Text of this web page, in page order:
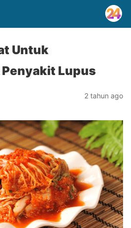
Untuk
Lupus
2 tahun ago